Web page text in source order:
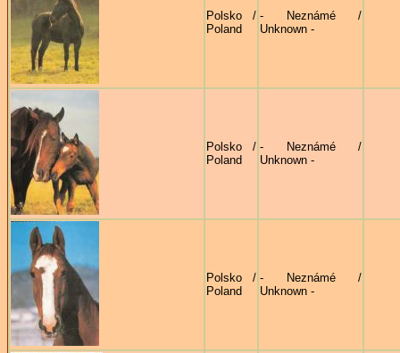
Polsko /
Poland
- Neznámé /
Unknown -
Polsko /
Poland
- Neznámé /
Unknown -
Polsko /
Poland
- Neznámé /
Unknown -